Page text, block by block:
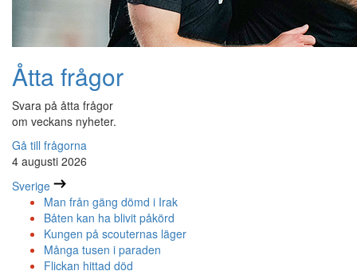
Åtta frågor
Svara på åtta frågor
om veckans nyheter.
Gå till frågorna
4 augusti 2026
Sverige
Man från gäng dömd i Irak
Båten kan ha blivit påkörd
Kungen på scouternas läger
Många tusen i paraden
Flickan hittad död